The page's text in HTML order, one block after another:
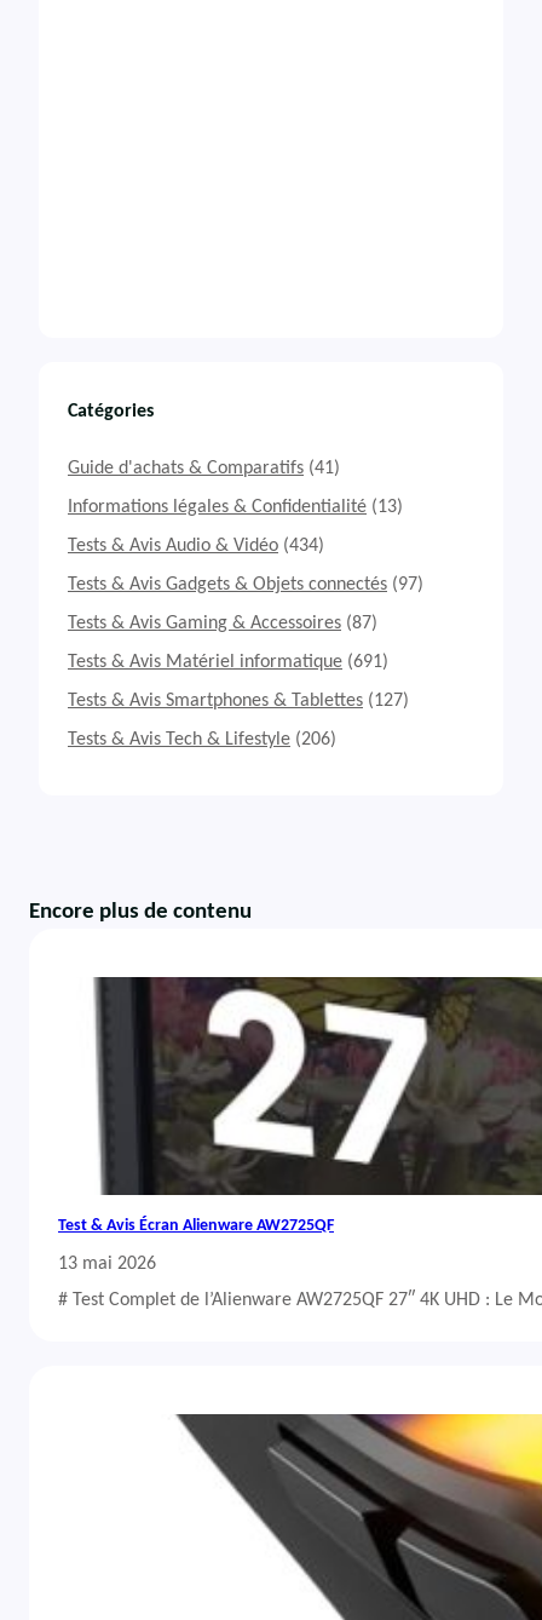
Catégories
Guide d'achats & Comparatifs (41)
Informations légales & Confidentialité (13)
Tests & Avis Audio & Vidéo (434)
Tests & Avis Gadgets & Objets connectés (97)
Tests & Avis Gaming & Accessoires (87)
Tests & Avis Matériel informatique (691)
Tests & Avis Smartphones & Tablettes (127)
Tests & Avis Tech & Lifestyle (206)
Encore plus de contenu
Test & Avis Écran Alienware AW2725QF
13 mai 2026
# Test Complet de l’Alienware AW2725QF 27″ 4K UHD : Le